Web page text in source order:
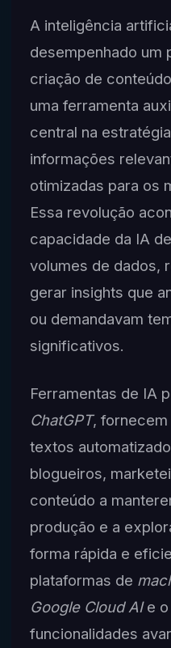
A inteligência
desempenhado um
criação de
uma ferramenta
central na
informações
otimizadas para os
Essa revolução
capacidade da IA
volumes de dados,
gerar insights que
ou demandavam
significativos.
Ferramentas de IA
ChatGPT, fornecem
textos
blogueiros,
conteúdo a
produção e a
forma rápida e
plataformas de
Google Cloud AIe o
funcionalidades